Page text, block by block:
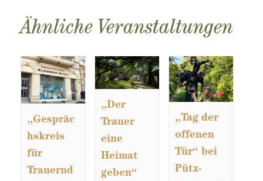
Ähnliche Veranstaltungen
„Gespräc
hskreis
für
Trauernd
„Der
Trauer
eine
Heimat
geben“
„Tag der
offenen
Tür“ bei
Pütz-